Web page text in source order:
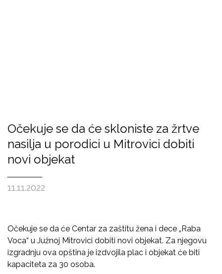
Očekuje se da će skloniste za žrtve
nasilja u porodici u Mitrovici dobiti
novi objekat
11.11.2022
Očekuje se da će Centar za zaštitu žena i dece „Raba
Voca“ u Južnoj Mitrovici dobiti novi objekat. Za njegovu
izgradnju ova opština je izdvojila plac i objekat će biti
kapaciteta za 30 osoba.